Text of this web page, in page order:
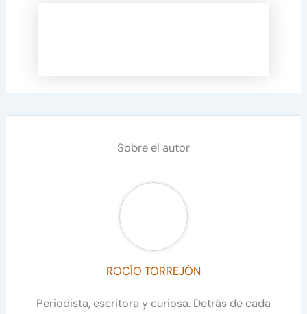
Sobre el autor
ROCÍO TORREJÓN
Periodista, escritora y curiosa. Detrás de cada